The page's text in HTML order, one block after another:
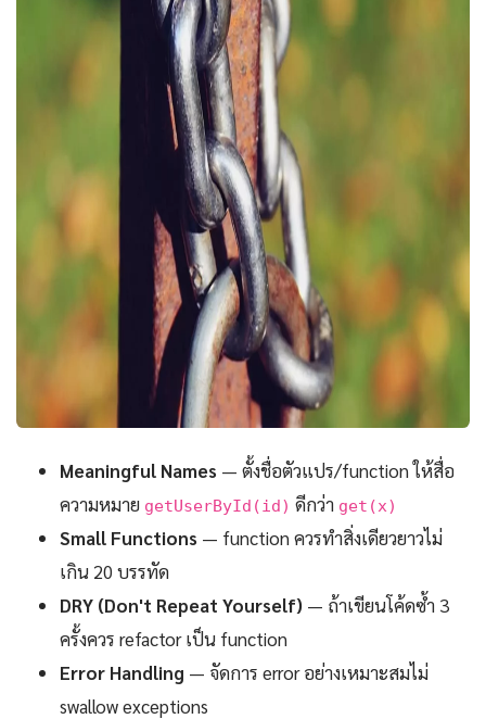
Meaningful Names — ตั้งชื่อตัวแปร/function ให้สื่อ
ความหมาย getUserById(id) ดีกว่า get(x)
Small Functions — function ควรทำสิ่งเดียวยาวไม่
เกิน 20 บรรทัด
DRY (Don't Repeat Yourself) — ถ้าเขียนโค้ดซ้ำ 3
ครั้งควร refactor เป็น function
Error Handling — จัดการ error อย่างเหมาะสมไม่
swallow exceptions